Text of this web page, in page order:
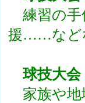
練習の手
援……など
球技大
家族や地